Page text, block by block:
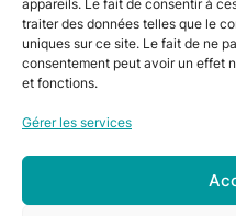
appareils. Le fait de consentir à
traiter des données telles que le
uniques sur ce site. Le fait de ne
consentement peut avoir un effet
et fonctions.
Gérer les services
Téléphone :
+33 06 22 09 56 53
+33 06 24 78 76 77